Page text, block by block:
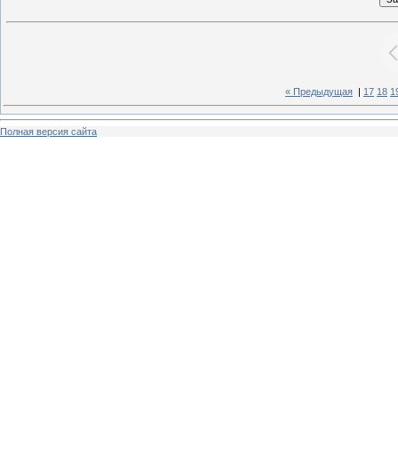
« Предыдущая 17 18
Полная версия сайта